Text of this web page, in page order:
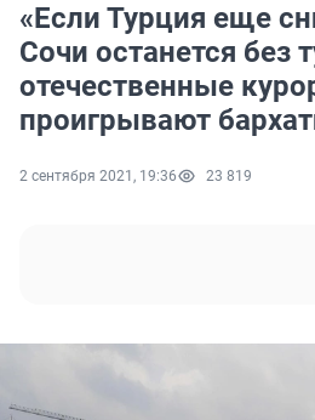
«Если Турция еще
Сочи останется без
отечественные
проигрывают
2 сентября 2021, 19:36 23 819